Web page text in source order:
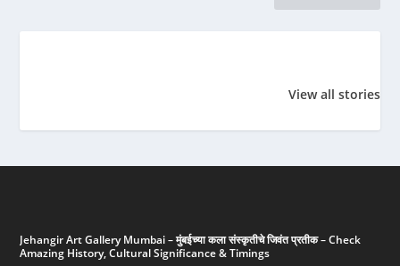
View all stories
इतिहासात
षटकार:
ठिकाणे
Mumbai)
Jehangir Art Gallery Mumbai – मुंबईच्या कला संस्कृतीचे जिवंत प्रतीक – Check
Amazing History, Cultural Significance & Timings